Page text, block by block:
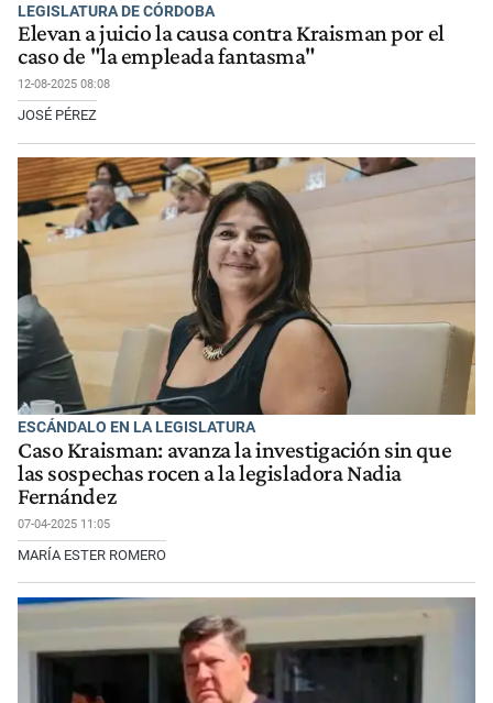
LEGISLATURA DE CÓRDOBA
Elevan a juicio la causa contra Kraisman por el
caso de "la empleada fantasma"
12-08-2025 08:08
JOSÉ PÉREZ
ESCÁNDALO EN LA LEGISLATURA
Caso Kraisman: avanza la investigación sin que
las sospechas rocen a la legisladora Nadia
Fernández
07-04-2025 11:05
MARÍA ESTER ROMERO